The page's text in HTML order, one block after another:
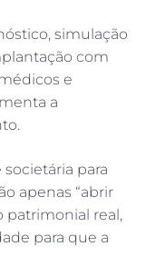
simulação
com
e
a
para
apenas “abrir
patrimonial real,
para que a